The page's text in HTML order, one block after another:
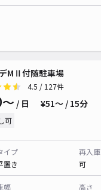
MⅡ付随駐車場
4.5 / 127件
/ 日 ¥51〜 / 15分
可
イプ
置き
再入庫
可
幅
高さ